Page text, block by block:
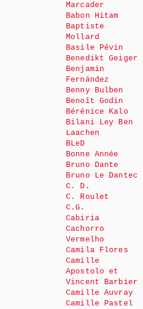
Marcader
Babon Hitam
Baptiste
Mollard
Basile Pévin
Benedikt Geiger
Benjamin
Fernández
Benny Bulben
Benoît Godin
Bérénice Kalo
Bilani Ley Ben
Laachen
BLeD
Bonne Année
Bruno Dante
Bruno Le Dantec
C. D.
C. Roulet
C.G.
Cabiria
Cachorro
Vermelho
Camila Flores
Camille
Apostolo et
Vincent Barbier
Camille Auvray
Camille Pastel